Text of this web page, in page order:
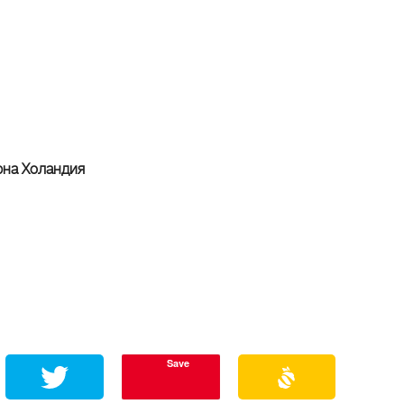
Холандия
Save